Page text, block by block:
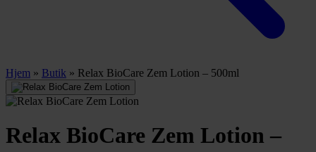
Hjem » Butik » Relax BioCare Zem Lotion – 500ml
Relax BioCare Zem Lotion –